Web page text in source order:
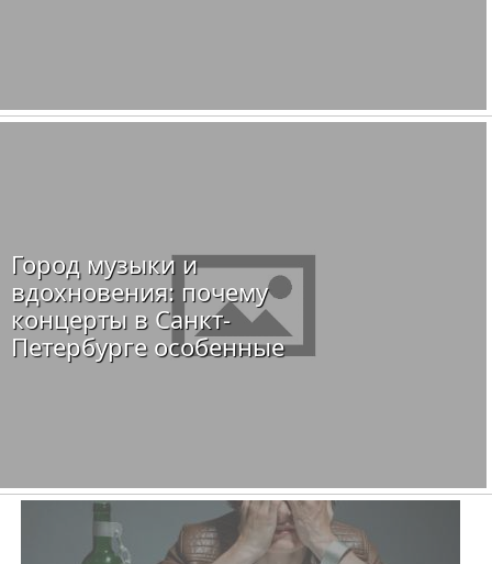
Город музыки и
вдохновения: почему
концерты в Санкт-
Петербурге особенные